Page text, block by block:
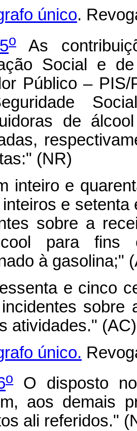
único.
o
As
Social e
Público –
de
(NR)
inteiro e
e setenta
sobre a
para fins
à gasolina;"
e cinco
sobre
atividades." (AC)
único.
oO disposto
aos demais
ali referidos."